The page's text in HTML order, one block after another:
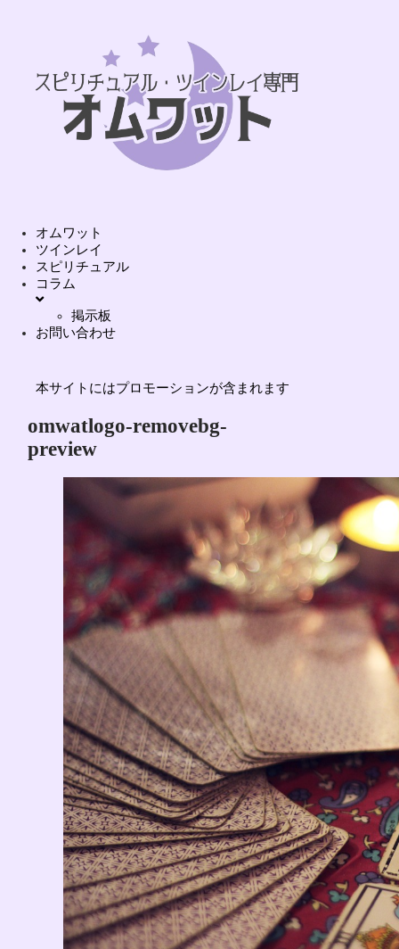
オムワット
ツインレイ
スピリチュアル
コラム
掲示板
お問い合わせ
本サイトにはプロモーションが含まれます
omwatlogo-removebg-
preview